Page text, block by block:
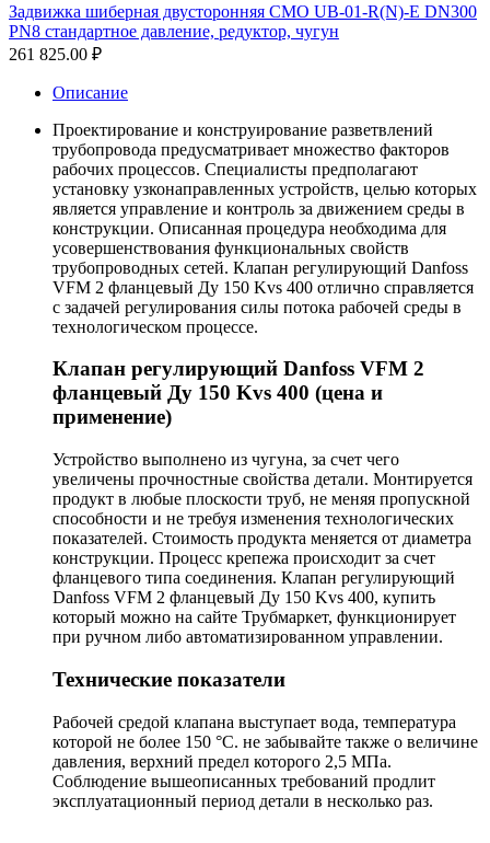
Задвижка шиберная двусторонняя СМО UB-01-R(N)-E DN300
PN8 стандартное давление, редуктор, чугун
261 825.00 ₽
Описание
Проектирование и конструирование разветвлений
трубопровода предусматривает множество факторов
рабочих процессов. Специалисты предполагают
установку узконаправленных устройств, целью которых
является управление и контроль за движением среды в
конструкции. Описанная процедура необходима для
усовершенствования функциональных свойств
трубопроводных сетей. Клапан регулирующий Danfoss
VFM 2 фланцевый Ду 150 Kvs 400 отлично справляется
с задачей регулирования силы потока рабочей среды в
технологическом процессе.
Клапан регулирующий Danfoss VFM 2
фланцевый Ду 150 Kvs 400 (цена и
применение)
Устройство выполнено из чугуна, за счет чего
увеличены прочностные свойства детали. Монтируется
продукт в любые плоскости труб, не меняя пропускной
способности и не требуя изменения технологических
показателей. Стоимость продукта меняется от диаметра
конструкции. Процесс крепежа происходит за счет
фланцевого типа соединения. Клапан регулирующий
Danfoss VFM 2 фланцевый Ду 150 Kvs 400, купить
который можно на сайте Трубмаркет, функционирует
при ручном либо автоматизированном управлении.
Технические показатели
Рабочей средой клапана выступает вода, температура
которой не более 150 °С. не забывайте также о величине
давления, верхний предел которого 2,5 МПа.
Соблюдение вышеописанных требований продлит
эксплуатационный период детали в несколько раз.